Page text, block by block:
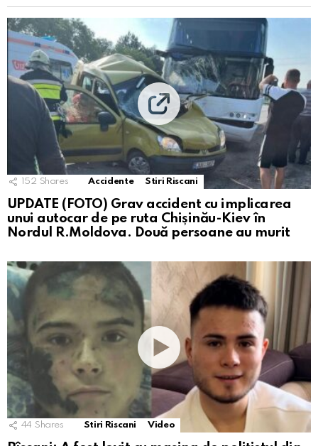
152 Shares Accidente Stiri Riscani
UPDATE (FOTO) Grav accident cu implicarea
unui autocar de pe ruta Chișinău-Kiev în
Nordul R.Moldova. Două persoane au murit
44 Shares Stiri Riscani Video